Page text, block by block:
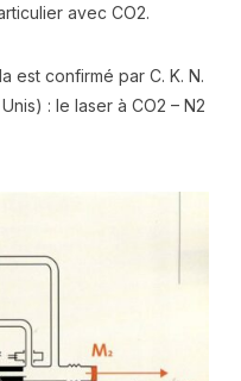
avec CO2.
est confirmé par C. K. N.
: le laser à CO2 – N2